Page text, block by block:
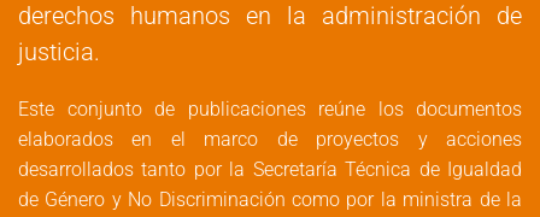
derechos humanos en la administración de
justicia.
Este conjunto de publicaciones reúne los documentos
elaborados en el marco de proyectos y acciones
desarrollados tanto por la Secretaría Técnica de Igualdad
de Género y No Discriminación como por la ministra de la